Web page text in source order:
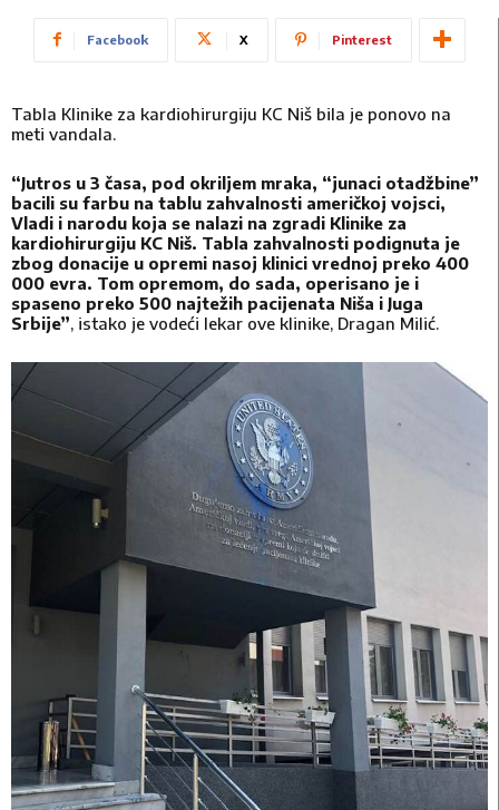
Facebook X Pinterest
Tabla Klinike za kardiohirurgiju KC Niš bila je ponovo na
meti vandala.
“Jutros u 3 časa, pod okriljem mraka, “junaci otadžbine”
bacili su farbu na tablu zahvalnosti američkoj vojsci,
Vladi i narodu koja se nalazi na zgradi Klinike za
kardiohirurgiju KC Niš. Tabla zahvalnosti podignuta je
zbog donacije u opremi nasoj klinici vrednoj preko 400
000 evra. Tom opremom, do sada, operisano je i
spaseno preko 500 najtežih pacijenata Niša i Juga
Srbije”, istako je vodeći lekar ove klinike, Dragan Milić.